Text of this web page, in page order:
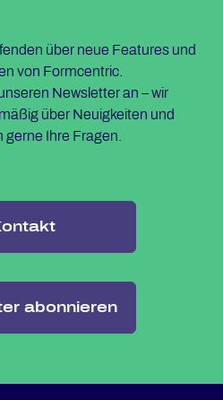
über neue Features und
von Formcentric.
Newsletter an – wir
über Neuigkeiten und
gerne Ihre Fragen.
abonnieren